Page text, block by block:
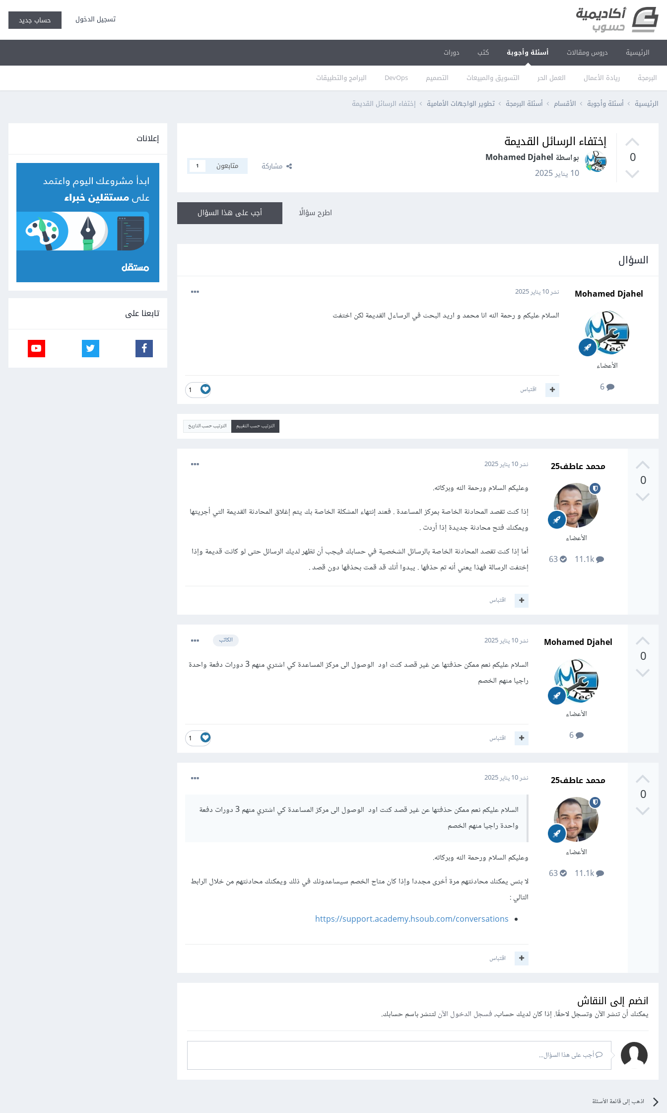
تسجيل الدخول حساب جديد
الرئيسية دروس ومقالات أسئلة وأجوبة
البرمجة ريادة الأعمال العمل الحر التسويق والمبيعات التصميم DevOps البرامج والتطبيقات
كتب دورات
الرئيسية أسئلة وأجوبة الأقسام أسئلة البرمجة تطوير الواجهات الأمامية إختفاء الرسائل القديمة
0
إختفاء الرسائل القديمة
بواسطة Mohamed Djahel
10 يناير 2025
مشاركة متابعون 1
أجب على هذا السؤال اطرح سؤالًا
السؤال
Mohamed Djahel
الأعضاء
6
نشر10 يناير 2025
السلام عليكم و رحمة الله انا محمد و اريد البحث في الرساءل القديمة لكن اختفت
1 اقتباس
الترتيب حسب التقييم الترتيب حسب التاريخ
0
محمد عاطف25
الأعضاء
11.1k
63
نشر10 يناير 2025
وعليكم السلام ورحمة الله وبركاته.
إذا كنت تقصد المحادثة الخاصة بمركز المساعدة . فعند إنتهاء المشكلة الخاصة بك يتم إغلاق المحادثة القديمة التي أجريتها
ويمكنك فتح محادثة جديدة إذا أردت .
أما إذا كنت تقصد المحادثة الخاصة بالرسائل الشخصية في حسابك فيجب أن تظهر لديك الرسائل حتى لو كانت قديمة وإذا
إختفت الرسالة فهذا يعني أنه تم حذفها . يبدوا أنك قد قمت بحذفها دون قصد .
اقتباس
0
Mohamed Djahel
الأعضاء
6
الكاتب نشر10 يناير 2025
السلام عليكم نعم ممكن حذفتها عن غير قصد كنت اود الوصول الى مركز المساعدة كي اشتري منهم 3 دورات دفعة واحدة
راجيا منهم الخصم
1 اقتباس
0
محمد عاطف25
الأعضاء
11.1k
63
نشر10 يناير 2025
السلام عليكم نعم ممكن حذفتها عن غير قصد كنت اود الوصول الى مركز المساعدة كي اشتري منهم 3 دورات دفعة
واحدة راجيا منهم الخصم
وعليكم السلام ورحمة الله وبركاته.
لا بئس يمكنك محادثتهم مرة أخرى مجددا وإذا كان متاح الخصم سيساعدونك في ذلك ويمكنك محادثتهم من خلال الرابط
التالي:
https://support.academy.hsoub.com/conversations
اقتباس
انضم إلى النقاش
يمكنك أن تنشر الآن وتسجل لاحقًا. إذا كان لديك حساب،فسجل الدخول الآنلتنشر باسم حسابك.
أجب على هذا السؤال...
اذهب إلى قائمة الأسئلة
إعلانات
تابعنا على